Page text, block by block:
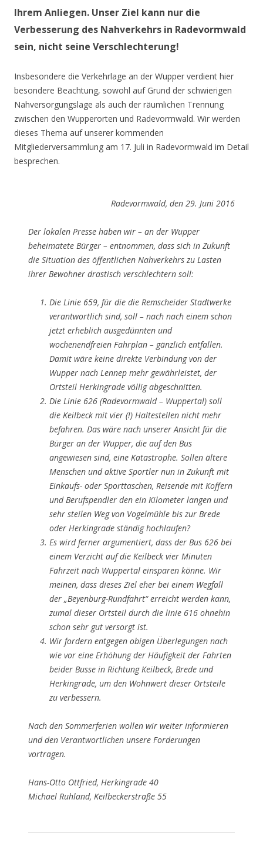
Ihrem Anliegen. Unser Ziel kann nur die
Verbesserung des Nahverkehrs in Radevormwald
sein, nicht seine Verschlechterung!
Insbesondere die Verkehrlage an der Wupper verdient hier
besondere Beachtung, sowohl auf Grund der schwierigen
Nahversorgungslage als auch der räumlichen Trennung
zwischen den Wupperorten und Radevormwald. Wir werden
dieses Thema auf unserer kommenden
Mitgliederversammlung am 17. Juli in Radevormwald im Detail
besprechen.
Radevormwald, den 29. Juni 2016
Der lokalen Presse haben wir – an der Wupper
beheimatete Bürger – entnommen, dass sich in Zukunft
die Situation des öffentlichen Nahverkehrs zu Lasten
ihrer Bewohner drastisch verschlechtern soll:
Die Linie 659, für die die Remscheider Stadtwerke
verantwortlich sind, soll – nach nach einem schon
jetzt erheblich ausgedünnten und
wochenendfreien Fahrplan – gänzlich entfallen.
Damit wäre keine direkte Verbindung von der
Wupper nach Lennep mehr gewährleistet, der
Ortsteil Herkingrade völlig abgeschnitten.
Die Linie 626 (Radevormwald – Wuppertal) soll
die Keilbeck mit vier (!) Haltestellen nicht mehr
befahren. Das wäre nach unserer Ansicht für die
Bürger an der Wupper, die auf den Bus
angewiesen sind, eine Katastrophe. Sollen ältere
Menschen und aktive Sportler nun in Zukunft mit
Einkaufs- oder Sporttaschen, Reisende mit Koffern
und Berufspendler den ein Kilometer langen und
sehr steilen Weg von Vogelmühle bis zur Brede
oder Herkingrade ständig hochlaufen?
Es wird ferner argumentiert, dass der Bus 626 bei
einem Verzicht auf die Keilbeck vier Minuten
Fahrzeit nach Wuppertal einsparen könne. Wir
meinen, dass dieses Ziel eher bei einem Wegfall
der „Beyenburg-Rundfahrt“ erreicht werden kann,
zumal dieser Ortsteil durch die linie 616 ohnehin
schon sehr gut versorgt ist.
Wir fordern entgegen obigen Überlegungen nach
wie vor eine Erhöhung der Häufigkeit der Fahrten
beider Busse in Richtung Keilbeck, Brede und
Herkingrade, um den Wohnwert dieser Ortsteile
zu verbessern.
Nach den Sommerferien wollen wir weiter informieren
und den Verantwortlichen unsere Forderungen
vortragen.
Hans-Otto Ottfried, Herkingrade 40
Michael Ruhland, Keilbeckerstraße 55